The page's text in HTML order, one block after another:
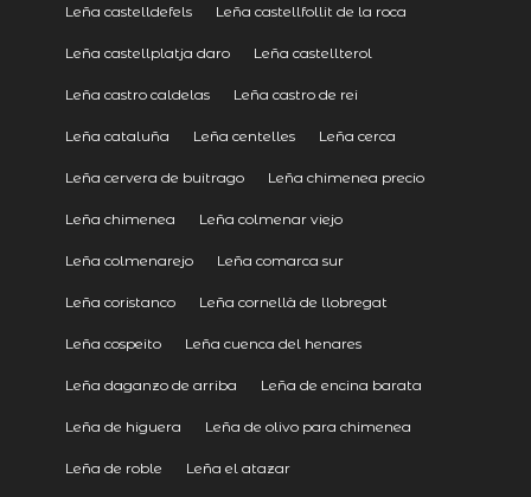
Leña castelldefels Leña castellfollit de la roca
Leña castellplatja daro Leña castellterol
Leña castro caldelas Leña castro de rei
Leña cataluña Leña centelles Leña cerca
Leña cervera de buitrago Leña chimenea precio
Leña chimenea Leña colmenar viejo
Leña colmenarejo Leña comarca sur
Leña coristanco Leña cornellà de llobregat
Leña cospeito Leña cuenca del henares
Leña daganzo de arriba Leña de encina barata
Leña de higuera Leña de olivo para chimenea
Leña de roble Leña el atazar